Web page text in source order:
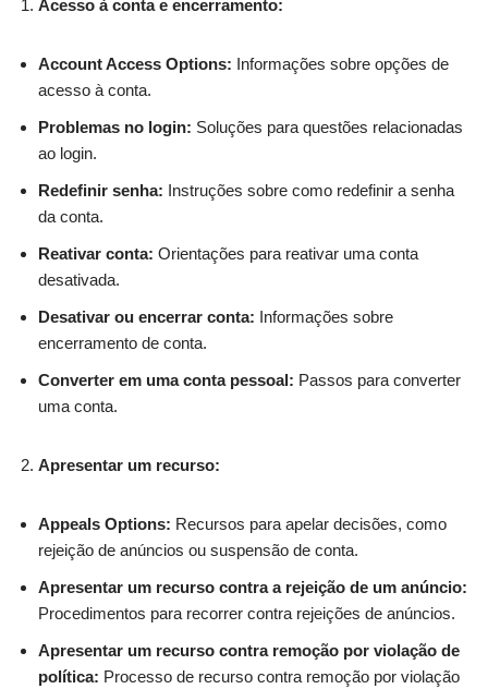
Acesso à conta e encerramento:
Account Access Options: Informações sobre opções de
acesso à conta.
Problemas no login: Soluções para questões relacionadas
ao login.
Redefinir senha: Instruções sobre como redefinir a senha
da conta.
Reativar conta: Orientações para reativar uma conta
desativada.
Desativar ou encerrar conta: Informações sobre
encerramento de conta.
Converter em uma conta pessoal: Passos para converter
uma conta.
Apresentar um recurso:
Appeals Options: Recursos para apelar decisões, como
rejeição de anúncios ou suspensão de conta.
Apresentar um recurso contra a rejeição de um anúncio:
Procedimentos para recorrer contra rejeições de anúncios.
Apresentar um recurso contra remoção por violação de
política: Processo de recurso contra remoção por violação